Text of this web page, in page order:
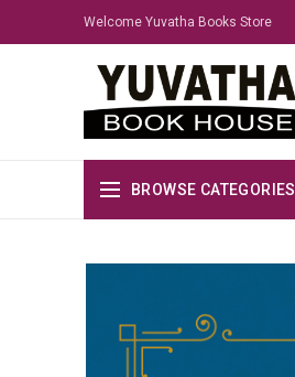
Welcome Yuvatha Books Store
BROWSE CATEGORIES